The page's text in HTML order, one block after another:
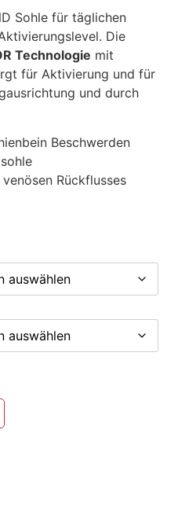
Sohle für täglichen
Die
Technologie mit
für Aktivierung und für
und durch
Beschwerden
Rückflusses